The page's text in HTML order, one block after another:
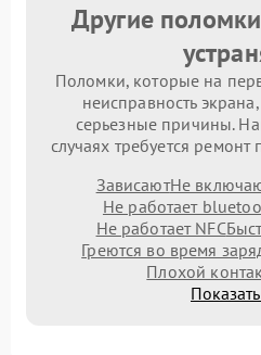
Другие
Поломки, которые на
неисправность
серьезные причины.
случаях требуется
ЗависаютНе
Не работает
Не работает NFC
Греются во время
Плохой